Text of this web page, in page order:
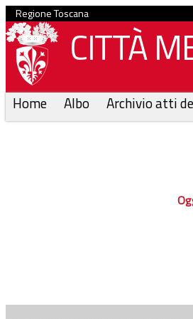
Regione Toscana
CITTÀ
Home Albo Archivio atti